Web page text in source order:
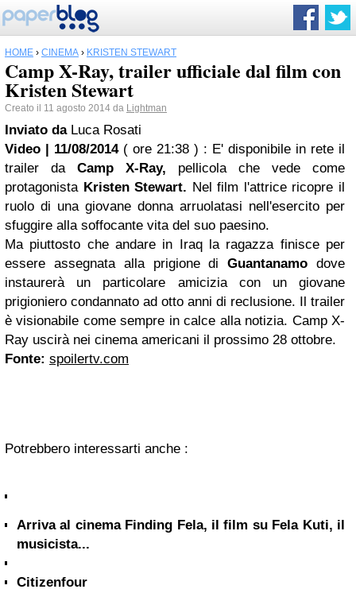
HOME › CINEMA › KRISTEN STEWART
Camp X-Ray, trailer ufficiale dal film con
Kristen Stewart
Creato il 11 agosto 2014 da Lightman
Inviato da Luca Rosati
Video | 11/08/2014 ( ore 21:38 ) : E' disponibile in rete il
trailer da Camp X-Ray, pellicola che vede come
protagonista Kristen Stewart. Nel film l'attrice ricopre il
ruolo di una giovane donna arruolatasi nell'esercito per
sfuggire alla soffocante vita del suo paesino.
Ma piuttosto che andare in Iraq la ragazza finisce per
essere assegnata alla prigione diGuantanamo dove
instaurerà un particolare amicizia con un giovane
prigioniero condannato ad otto anni di reclusione. Il trailer
è visionabile come sempre in calce alla notizia. Camp X-
Ray uscirà nei cinema americani il prossimo 28 ottobre.
Fonte: spoilertv.com
Potrebbero interessarti anche :
Arriva al cinema Finding Fela, il film su Fela Kuti, il
musicista...
Citizenfour